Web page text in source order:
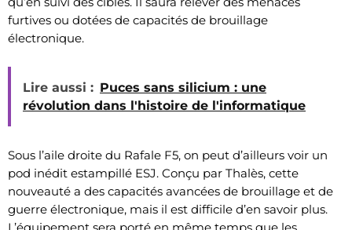
furtives ou dotées de capacités de brouillage
électronique.
Lire aussi : Puces sans silicium : une
révolution dans l'histoire de l'informatique
Sous l’aile droite du Rafale F5, on peut d’ailleurs voir un
pod inédit estampillé ESJ. Conçu par Thalès, cette
nouveauté a des capacités avancées de brouillage et de
guerre électronique, mais il est difficile d’en savoir plus.
L’équipement sera porté en même temps que les